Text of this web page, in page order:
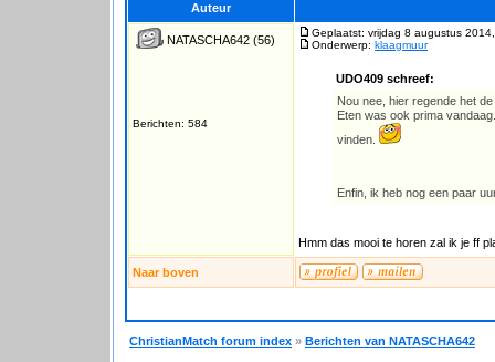
Auteur
NATASCHA642 (56)
Berichten: 584
Geplaatst: vrijdag 8 augustus
Onderwerp: klaagmuur
UDO409 schreef:
Nou nee, hier regende het
Eten was ook prima
vinden.
Enfin, ik heb nog een paar
Hmm das mooi te horen zal ik je ff
Naar boven
ChristianMatch forum index » Berichten van NATASCHA642